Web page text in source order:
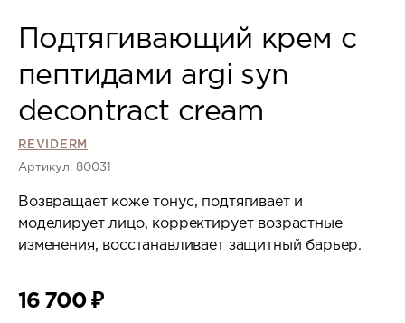
Подтягивающий крем с
пептидами argi syn
decontract cream
REVIDERM
Артикул: 80031
Возвращает коже тонус, подтягивает и
моделирует лицо, корректирует возрастные
изменения, восстанавливает защитный барьер.
16 700 ₽